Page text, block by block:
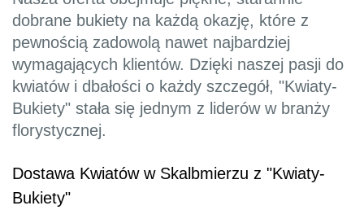
dobrane bukiety na każdą okazję, które z
pewnością zadowolą nawet najbardziej
wymagających klientów. Dzięki naszej pasji do
kwiatów i dbałości o każdy szczegół, "Kwiaty-
Bukiety" stała się jednym z liderów w branży
florystycznej.
Dostawa Kwiatów w Skalbmierzu z "Kwiaty-
Bukiety"